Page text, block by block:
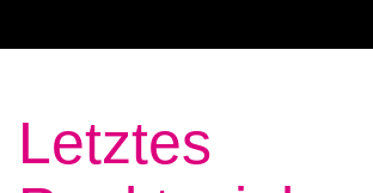
Letztes